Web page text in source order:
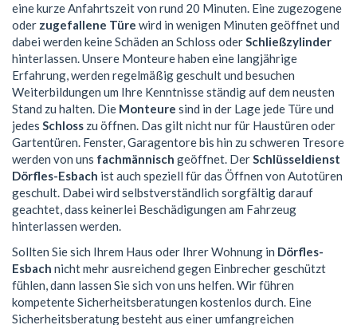
eine kurze Anfahrtszeit von rund 20 Minuten. Eine zugezogene
oder zugefallene Türe wird in wenigen Minuten geöffnet und
dabei werden keine Schäden an Schloss oderSchließzylinder
hinterlassen. Unsere Monteure haben eine langjährige
Erfahrung, werden regelmäßig geschult und besuchen
Weiterbildungen um Ihre Kenntnisse ständig auf dem neusten
Stand zu halten. Die Monteure sind in der Lage jede Türe und
jedes Schloss zu öffnen. Das gilt nicht nur für Haustüren oder
Gartentüren. Fenster, Garagentore bis hin zu schweren Tresore
werden von uns fachmännisch geöffnet. DerSchlüsseldienst
Dörfles-Esbach ist auch speziell für das Öffnen von Autotüren
geschult. Dabei wird selbstverständlich sorgfältig darauf
geachtet, dass keinerlei Beschädigungen am Fahrzeug
hinterlassen werden.
Sollten Sie sich Ihrem Haus oder Ihrer Wohnung in Dörfles-
Esbach nicht mehr ausreichend gegen Einbrecher geschützt
fühlen, dann lassen Sie sich von uns helfen. Wir führen
kompetente Sicherheitsberatungen kostenlos durch. Eine
Sicherheitsberatung besteht aus einer umfangreichen